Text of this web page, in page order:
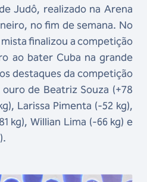
Judô, realizado na Arena
no fim de semana. No
finalizou a competição
ao bater Cuba na grande
destaques da competição
de Beatriz Souza (+78
Larissa Pimenta (-52 kg),
kg), Willian Lima (-66 kg) e